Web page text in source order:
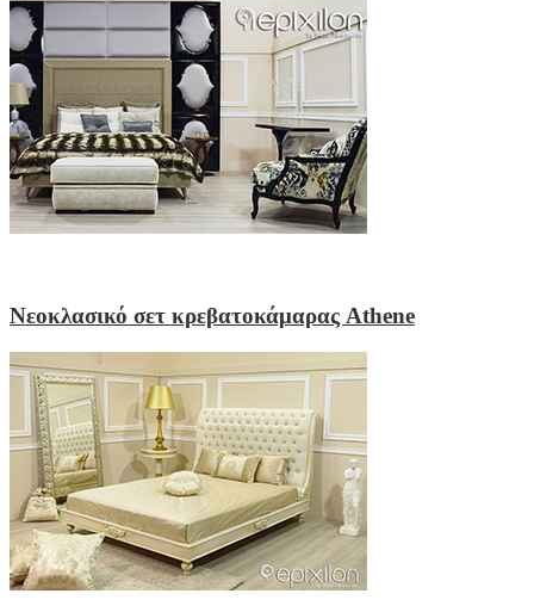
Νεοκλασικό σετ κρεβατοκάμαρας Athene